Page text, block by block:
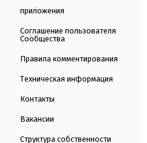
приложения
Соглашение пользователя
Сообщества
Правила комментирования
Техническая информация
Контакты
Вакансии
Структура собственности